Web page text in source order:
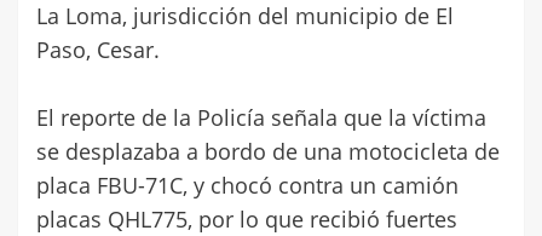
La Loma, jurisdicción del municipio de El
Paso, Cesar.
El reporte de la Policía señala que la víctima
se desplazaba a bordo de una motocicleta de
placa FBU-71C, y chocó contra un camión
placas QHL775, por lo que recibió fuertes